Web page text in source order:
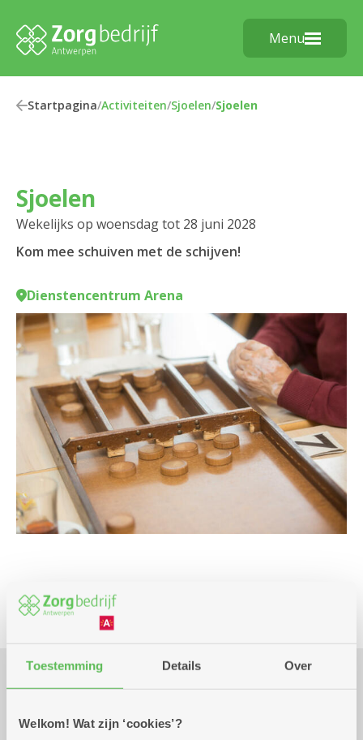
Toestemming Details Over
Welkom! Wat zijn ‘cookies’?
Menu
Startpagina/Activiteiten/Sjoelen/Sjoelen
Sjoelen
Wekelijks op woensdag tot 28 juni 2028
Kom mee schuiven met de schijven!
Dienstencentrum Arena
Spel